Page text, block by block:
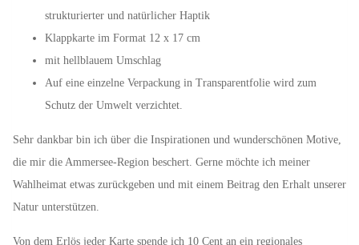
strukturierter und natürlicher Haptik
Klappkarte im Format 12 x 17 cm
mit hellblauem Umschlag
Auf eine einzelne Verpackung in Transparentfolie wird zum
Schutz der Umwelt verzichtet.
Sehr dankbar bin ich über die Inspirationen und wunderschönen Motive,
die mir die Ammersee-Region beschert. Gerne möchte ich meiner
Wahlheimat etwas zurückgeben und mit einem Beitrag den Erhalt unserer
Natur unterstützen.
Von dem Erlös jeder Karte spende ich 10 Cent an ein regionales